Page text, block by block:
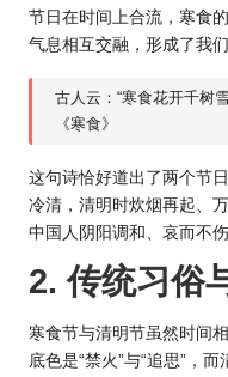
节日在时间上合流，寒食
气息相互交融，形成了我们
古人云：“寒食花开千树
《寒食》
这句诗恰好道出了两个节
冷清，清明时炊烟再起、
中国人阴阳调和、哀而不
2. 传统习俗
寒食节与清明节虽然时间
底色是“禁火”与“追思”，